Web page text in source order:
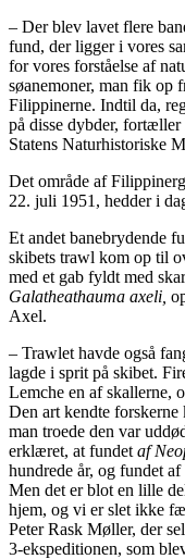
– Der blev lavet flere
fund, der ligger i vores
for vores forståelse af
søanemoner, man fik op
Filippinerne. Indtil da,
på disse dybder,
Statens Naturhistoriske
Det område af
22. juli 1951, hedder i
Et andet banebrydende
skibets trawl kom op til
med et gab fyldt med
Galatheathauma axeli,
Axel.
– Trawlet havde også
lagde i sprit på skibet.
Lemche en af skallerne,
Den art kendte
man troede den var
erklæret, at fundet af
hundrede år, og fundet
Men det er blot en lille
hjem, og vi er slet ikke
Peter Rask Møller, der
3-ekspeditionen, som